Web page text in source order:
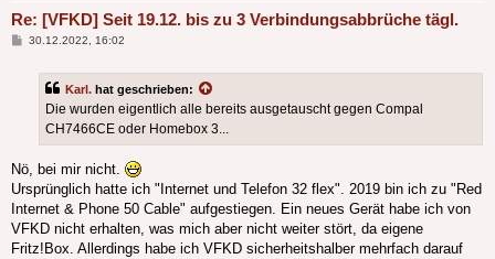
Re: [VFKD] Seit 19.12. bis zu 3 Verbindungsabbrüche tägl.
Beitrag
30.12.2022, 16:02
Karl. hat geschrieben:
Die wurden eigentlich alle bereits ausgetauscht gegen Compal
CH7466CE oder Homebox 3...
Nö, bei mir nicht.
Ursprünglich hatte ich "Internet und Telefon 32 flex". 2019 bin ich zu "Red
Internet & Phone 50 Cable" aufgestiegen. Ein neues Gerät habe ich von
VFKD nicht erhalten, was mich aber nicht weiter stört, da eigene
Fritz!Box. Allerdings habe ich VFKD sicherheitshalber mehrfach darauf